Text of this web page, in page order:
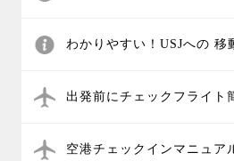
わかりやすい！USJへの 移
出発前にチェックフライト
空港チェックインマニュア